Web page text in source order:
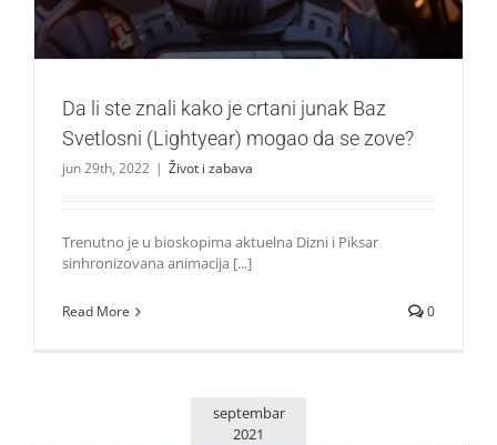
Da li ste znali kako je crtani junak Baz
Svetlosni (Lightyear) mogao da se zove?
jun 29th, 2022 | Život i zabava
Trenutno je u bioskopima aktuelna Dizni i Piksar
sinhronizovana animacija [...]
Read More 0
septembar
2021